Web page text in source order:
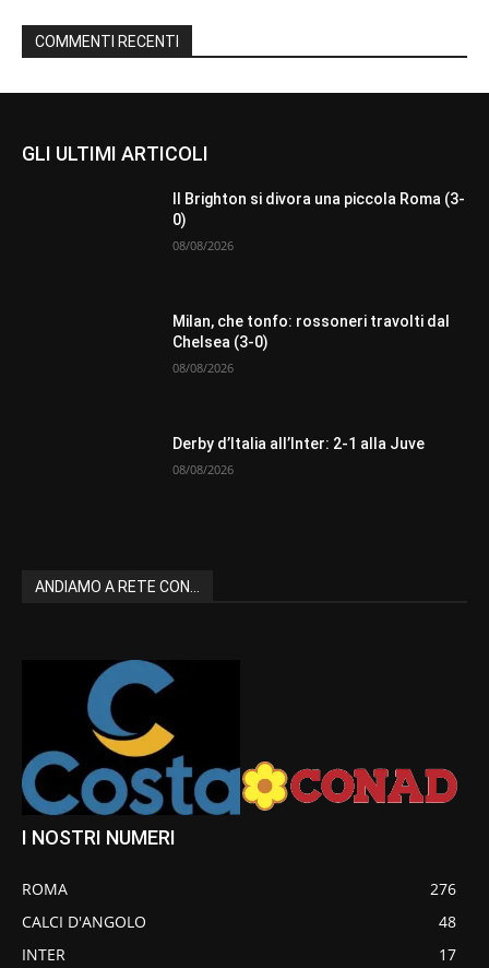
COMMENTI RECENTI
GLI ULTIMI ARTICOLI
Il Brighton si divora una piccola Roma (3-
0)
08/08/2026
Milan, che tonfo: rossoneri travolti dal
Chelsea (3-0)
08/08/2026
Derby d’Italia all’Inter: 2-1 alla Juve
08/08/2026
ANDIAMO A RETE CON...
I NOSTRI NUMERI
ROMA
276
CALCI D'ANGOLO
48
INTER
17